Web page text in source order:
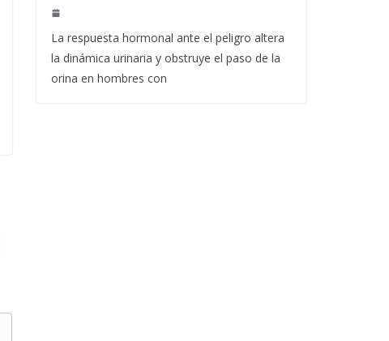
La respuesta hormonal ante el peligro altera
la dinámica urinaria y obstruye el paso de la
orina en hombres con